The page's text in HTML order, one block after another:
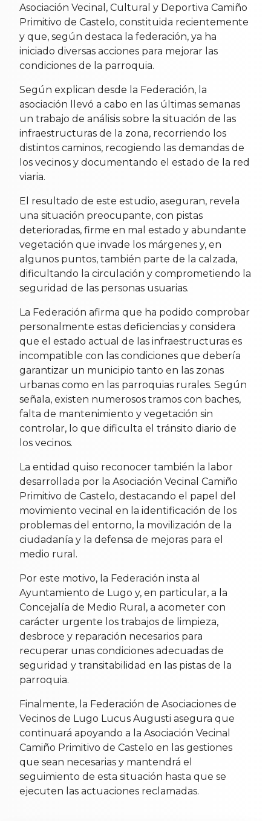
Asociación Vecinal, Cultural y Deportiva Camiño
Primitivo de Castelo, constituida recientemente
y que, según destaca la federación, ya ha
iniciado diversas acciones para mejorar las
condiciones de la parroquia.
Según explican desde la Federación, la
asociación llevó a cabo en las últimas semanas
un trabajo de análisis sobre la situación de las
infraestructuras de la zona, recorriendo los
distintos caminos, recogiendo las demandas de
los vecinos y documentando el estado de la red
viaria.
El resultado de este estudio, aseguran, revela
una situación preocupante, con pistas
deterioradas, firme en mal estado y abundante
vegetación que invade los márgenes y, en
algunos puntos, también parte de la calzada,
dificultando la circulación y comprometiendo la
seguridad de las personas usuarias.
La Federación afirma que ha podido comprobar
personalmente estas deficiencias y considera
que el estado actual de las infraestructuras es
incompatible con las condiciones que debería
garantizar un municipio tanto en las zonas
urbanas como en las parroquias rurales. Según
señala, existen numerosos tramos con baches,
falta de mantenimiento y vegetación sin
controlar, lo que dificulta el tránsito diario de
los vecinos.
La entidad quiso reconocer también la labor
desarrollada por la Asociación Vecinal Camiño
Primitivo de Castelo, destacando el papel del
movimiento vecinal en la identificación de los
problemas del entorno, la movilización de la
ciudadanía y la defensa de mejoras para el
medio rural.
Por este motivo, la Federación insta al
Ayuntamiento de Lugo y, en particular, a la
Concejalía de Medio Rural, a acometer con
carácter urgente los trabajos de limpieza,
desbroce y reparación necesarios para
recuperar unas condiciones adecuadas de
seguridad y transitabilidad en las pistas de la
parroquia.
Finalmente, la Federación de Asociaciones de
Vecinos de Lugo Lucus Augusti asegura que
continuará apoyando a la Asociación Vecinal
Camiño Primitivo de Castelo en las gestiones
que sean necesarias y mantendrá el
seguimiento de esta situación hasta que se
ejecuten las actuaciones reclamadas.